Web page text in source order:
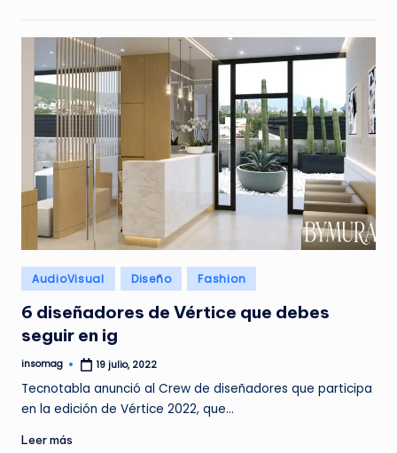
Publicado
en
AudioVisual Diseño Fashion
6 diseñadores de Vértice que debes
seguir en ig
Publicado
insomag 19 julio, 2022
Tecnotabla anunció al Crew de diseñadores que participa
en la edición de Vértice 2022, que…
Leer más